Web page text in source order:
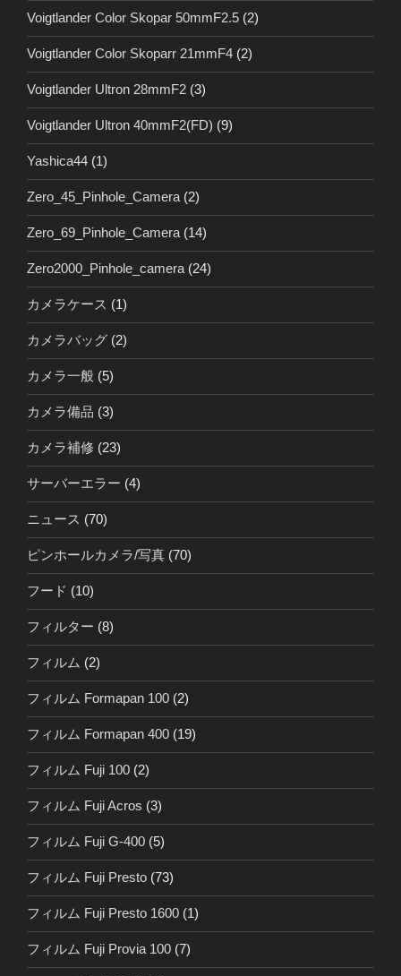
Voigtlander Color Skopar 50mmF2.5 (2)
Voigtlander Color Skoparr 21mmF4 (2)
Voigtlander Ultron 28mmF2 (3)
Voigtlander Ultron 40mmF2(FD) (9)
Yashica44 (1)
Zero_45_Pinhole_Camera (2)
Zero_69_Pinhole_Camera (14)
Zero2000_Pinhole_camera (24)
カメラケース (1)
カメラバッグ (2)
カメラ一般 (5)
カメラ備品 (3)
カメラ補修 (23)
サーバーエラー (4)
ニュース (70)
ピンホールカメラ/写真 (70)
フード (10)
フィルター (8)
フィルム (2)
フィルム Formapan 100 (2)
フィルム Formapan 400 (19)
フィルム Fuji 100 (2)
フィルム Fuji Acros (3)
フィルム Fuji G-400 (5)
フィルム Fuji Presto (73)
フィルム Fuji Presto 1600 (1)
フィルム Fuji Provia 100 (7)